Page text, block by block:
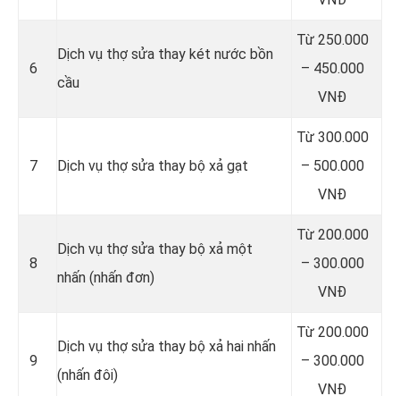
6
Dịch vụ thợ sửa thay két nước bồn
cầu
Từ 250.000
– 450.000
VNĐ
7 Dịch vụ thợ sửa thay bộ xả gạt
Từ 300.000
– 500.000
VNĐ
8
Dịch vụ thợ sửa thay bộ xả một
nhấn (nhấn đơn)
Từ 200.000
– 300.000
VNĐ
9
Dịch vụ thợ sửa thay bộ xả hai nhấn
(nhấn đôi)
Từ 200.000
– 300.000
VNĐ